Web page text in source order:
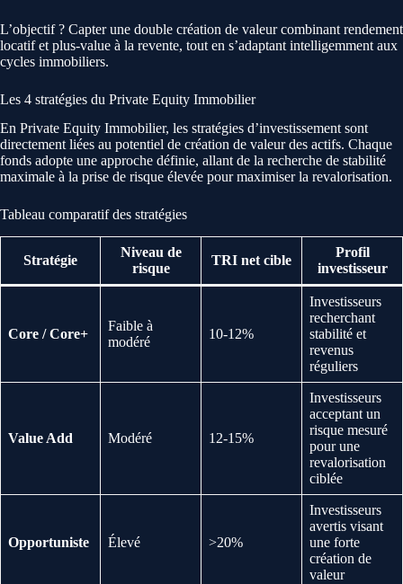
L’objectif ? Capter une double création de valeur combinant rendement
locatif et plus-value à la revente, tout en s’adaptant intelligemment aux
cycles immobiliers.
Les 4 stratégies du Private Equity Immobilier
En Private Equity Immobilier, les stratégies d’investissement sont
directement liées au potentiel de création de valeur des actifs. Chaque
fonds adopte une approche définie, allant de la recherche de stabilité
maximale à la prise de risque élevée pour maximiser la revalorisation.
Tableau comparatif des stratégies
Stratégie
Niveau de
risque
TRI net cible
Profil
investisseur
Core / Core+
Faible à
modéré
10-12%
Investisseurs
recherchant
stabilité et
revenus
réguliers
Value Add Modéré 12-15%
Investisseurs
acceptant un
risque mesuré
pour une
revalorisation
ciblée
Opportuniste Élevé >20%
Investisseurs
avertis visant
une forte
création de
valeur